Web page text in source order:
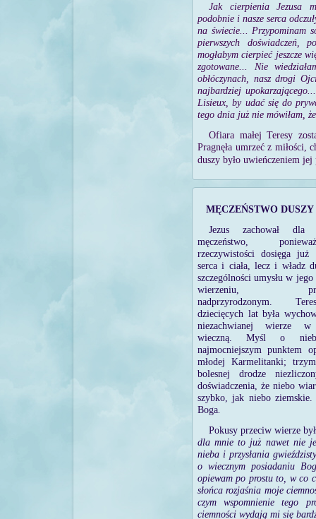
Jak cierpienia Jezusa
podobnie i nasze serca
na świecie... Przypominam
pierwszych doświadczeń,
mogłabym cierpieć jeszcze
zgotowane... Nie
obłóczynach, nasz drogi
najbardziej
Lisieux, by udać się do
tego dnia już nie mówiłam,
Ofiara małej Teresy
Pragnęła umrzeć z miłości,
duszy było uwieńczeniem jej
MĘCZEŃSTWO DUSZY
Jezus zachował
męczeństwo,
rzeczywistości dosięga
serca i ciała, lecz i władz
szczególności umysłu w
wierzeniu,
nadprzyrodzonym.
dziecięcych lat była
niezachwianej wierze w
wieczną. Myśl o
najmocniejszym punktem
młodej Karmelitanki;
bolesnej drodze
doświadczenia, że niebo
szybko, jak niebo ziemskie.
Boga
Pokusy przeciw wierze
dla mnie to już nawet nie
nieba i przysłania
o wiecznym posiadaniu
opiewam po prostu to, w co
słońca rozjaśnia moje
czym wspomnienie tego
ciemności wydają mi się